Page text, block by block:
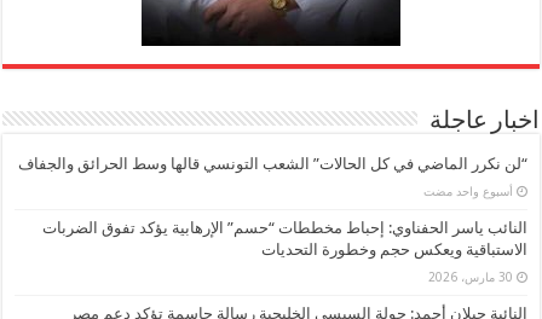
اخبار عاجلة
“لن نكرر الماضي في كل الحالات” الشعب التونسي قالها وسط الحرائق والجفاف
‏أسبوع واحد مضت
النائب ياسر الحفناوي: إحباط مخططات “حسم” الإرهابية يؤكد تفوق الضربات
الاستباقية ويعكس حجم وخطورة التحديات
30 مارس، 2026
النائبة جيلان أحمد: جولة السيسي الخليجية رسالة حاسمة تؤكد دعم مصر